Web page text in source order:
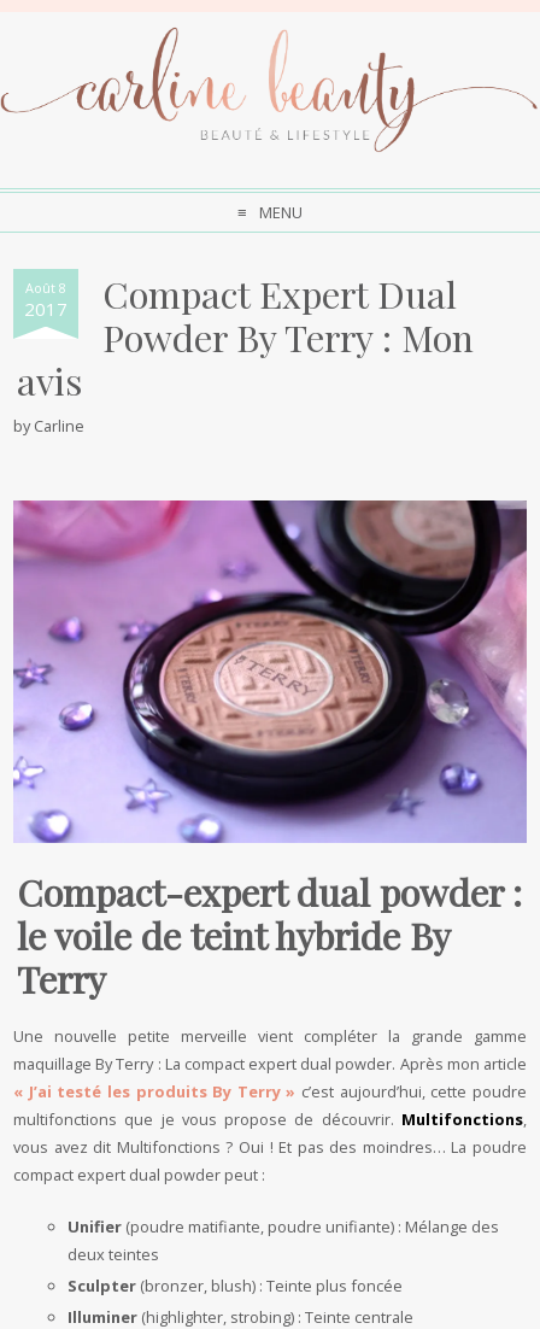
MENU
Août 8
2017
Compact Expert Dual
Powder By Terry : Mon
avis
byCarline
Compact-expert dual powder :
le voile de teint hybride By
Terry
Une nouvelle petite merveille vient compléter la grande gamme
maquillage By Terry : La compact expert dual powder. Après mon article
« J’ai testé les produits By Terry » c’est aujourd’hui, cette poudre
multifonctions que je vous propose de découvrir. Multifonctions,
vous avez dit Multifonctions ? Oui ! Et pas des moindres… La poudre
compact expert dual powder peut :
Unifier (poudre matifiante, poudre unifiante) : Mélange des
deux teintes
Sculpter (bronzer, blush) : Teinte plus foncée
Illuminer (highlighter, strobing) : Teinte centrale